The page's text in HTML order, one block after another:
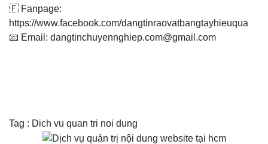
🇫 Fanpage:
https://www.facebook.com/dangtinraovatbangtayhieuqua
📧 Email: dangtinchuyennghiep.com@gmail.com
Tag : Dich vu quan tri noi dung